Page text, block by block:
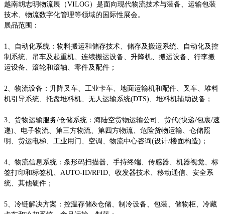
越南胡志明物流展（VILOG）是面向现代物流技术与装备、运输包装
技术、物流数字化管理等领域的国际性展会。
展品范围：
1、自动化系统：物料搬运和储存技术、储存及搬运系统、自动化及控
制系统、吊车及起重机、连续搬运设备、升降机、搬运设备、行李搬
运设备、滚轮和滚轴、零件及配件；
2、物流设备：升降叉车、工业卡车、地面运输机和配件、叉车、堆料
机引导系统、托盘堆料机、无人运输系统(DTS)、堆料机辅助设备；
3、货物运输服务/仓储系统：海陆空货物运输公司、货代(快递/包裹/速
递)、电子物流、第三方物流、第四方物流、危险货物运输、仓储照
明、货运电梯、工业用门、空调、物流中心咨询(设计/楼面构造)；
4、物流信息系统：条形码扫描器、手持终端、传感器、机器视觉、标
签打印和标签机、AUTO-ID/RFID、收发器技术、移动通信、安全系
统、其他硬件；
5、冷链解决方案：控温存储&仓储、制冷设备、包装、储物柜、冷藏